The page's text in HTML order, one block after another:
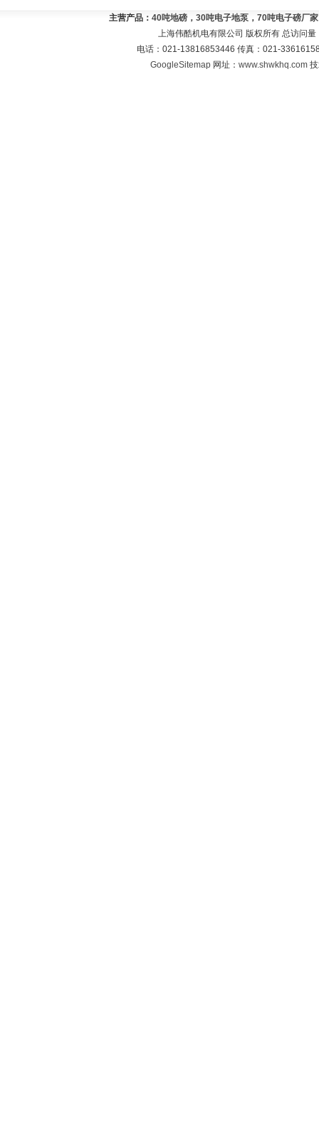
主营产品： 40吨地磅，30吨电子地泵，70吨电子磅厂
上海伟酷机电有限公司 版权所有 总访问量
电话：021-13816853446 传真：021-
GoogleSitemap 网址：www.shwkhq.com